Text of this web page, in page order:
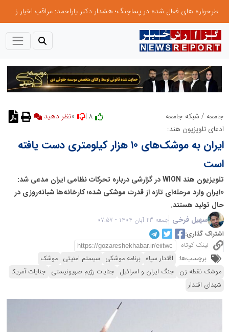
طرحواره های فعال شده در پساجنگ؛ هشدار دکتر یاراحمد: مراقب اخبار زرد و واکنش های هیجانی باشید
جامعه / شبکه جامعه
نظر دهید
ادعای تلویزیون هند:
ایران به موشک‌های ۱۰ هزار کیلومتری دست یافته
است
تلویزیون هند WION در گزارشی درباره تحرکات نظامی ایران مدعی شد:
«ایران وارد مرحله‌ای تازه از قدرت موشکی شده؛ کارخانه‌ها شبانه‌روزی در
حال تولید هستند.
سهیل فرخی جمعه 23 آبان 1404 - 07:57
اشتراک گذاری:
لینک کوتاه
برچسب‌ها: اقتدار سپاه برنامه موشکی سیستم امنیتی موشک
موشک نقطه زن جنگ ایران و اسرائیل جنایات رژیم صهیونیستی جنایات آمریکا
شهدای اقتدار